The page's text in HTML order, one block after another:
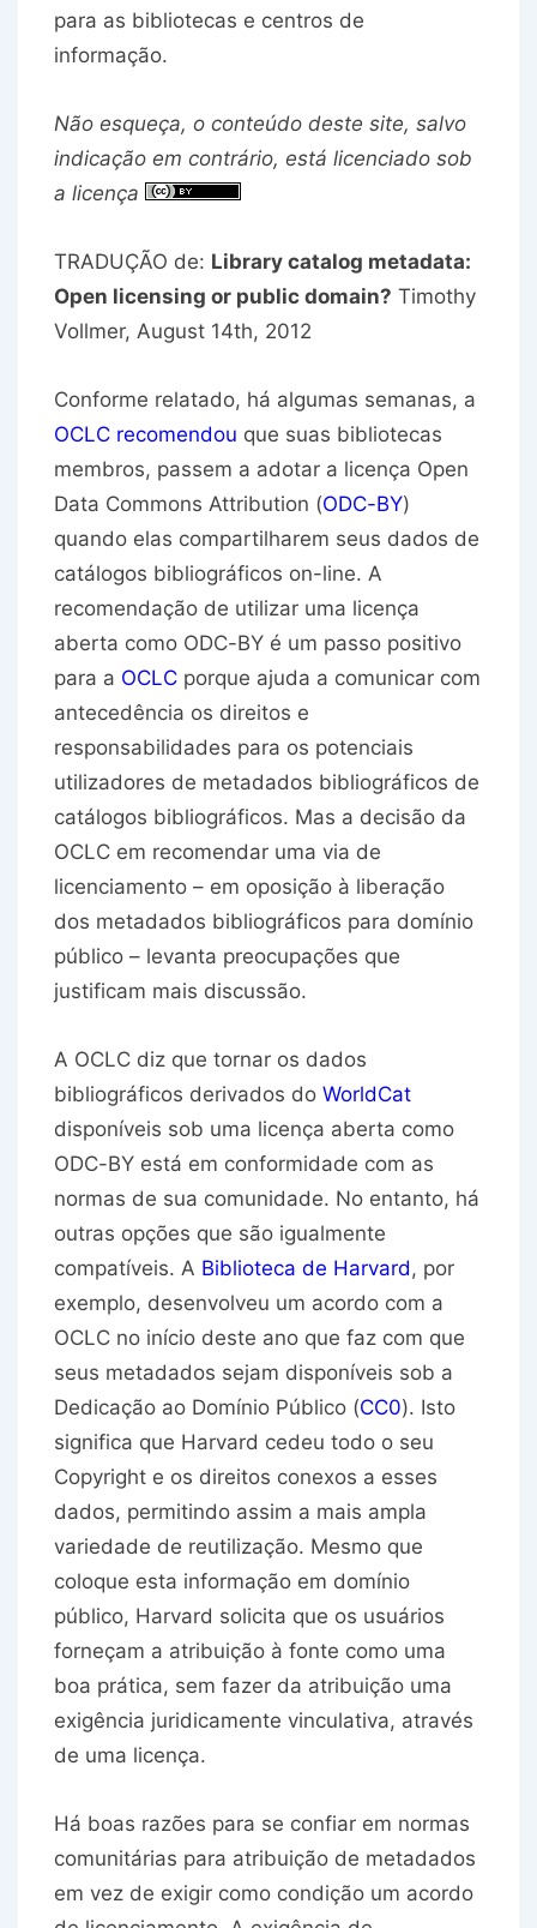
para as bibliotecas e centros de
informação.
Não esqueça, o conteúdo deste site, salvo
indicação em contrário, está licenciado sob
a licença
TRADUÇÃO de: Library catalog metadata:
Open licensing or public domain? Timothy
Vollmer, August 14th, 2012
Conforme relatado, há algumas semanas, a
OCLC recomendou que suas bibliotecas
membros, passem a adotar a licença Open
Data Commons Attribution (ODC-BY)
quando elas compartilharem seus dados de
catálogos bibliográficos on-line. A
recomendação de utilizar uma licença
aberta como ODC-BY é um passo positivo
para a OCLC porque ajuda a comunicar com
antecedência os direitos e
responsabilidades para os potenciais
utilizadores de metadados bibliográficos de
catálogos bibliográficos. Mas a decisão da
OCLC em recomendar uma via de
licenciamento – em oposição à liberação
dos metadados bibliográficos para domínio
público – levanta preocupações que
justificam mais discussão.
A OCLC diz que tornar os dados
bibliográficos derivados do WorldCat
disponíveis sob uma licença aberta como
ODC-BY está em conformidade com as
normas de sua comunidade. No entanto, há
outras opções que são igualmente
compatíveis. A Biblioteca de Harvard, por
exemplo, desenvolveu um acordo com a
OCLC no início deste ano que faz com que
seus metadados sejam disponíveis sob a
Dedicação ao Domínio Público (CC0). Isto
significa que Harvard cedeu todo o seu
Copyright e os direitos conexos a esses
dados, permitindo assim a mais ampla
variedade de reutilização. Mesmo que
coloque esta informação em domínio
público, Harvard solicita que os usuários
forneçam a atribuição à fonte como uma
boa prática, sem fazer da atribuição uma
exigência juridicamente vinculativa, através
de uma licença.
Há boas razões para se confiar em normas
comunitárias para atribuição de metadados
em vez de exigir como condição um acordo